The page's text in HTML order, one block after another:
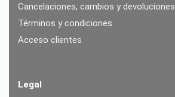
Cancelaciones, cambios y devoluciones
Términos y condiciones
Acceso clientes
Legal